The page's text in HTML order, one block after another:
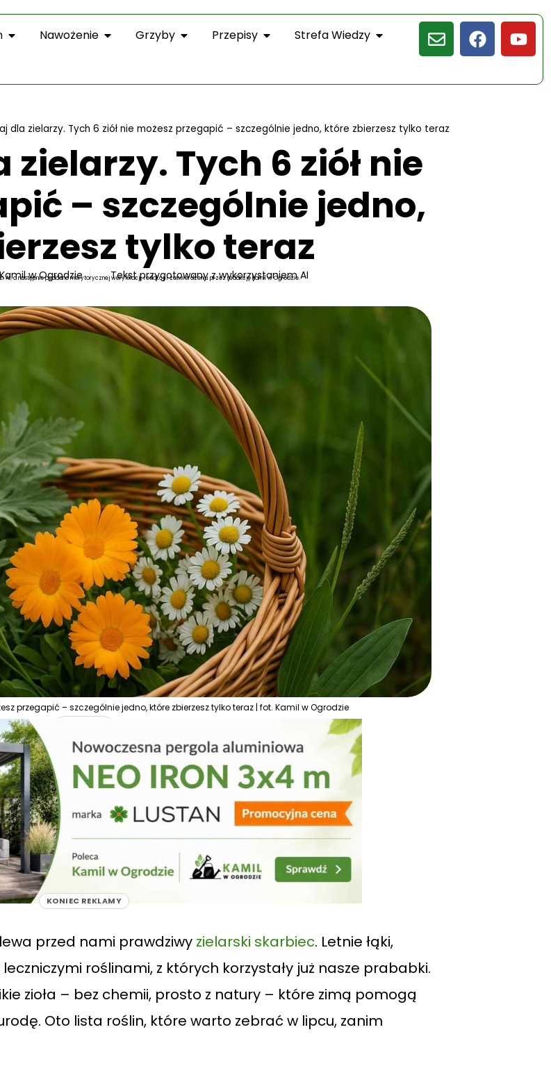
Nawożenie Grzyby Przepisy Strefa Wiedzy
dla zielarzy. Tych 6 ziół nie możesz przegapić – szczególnie jedno, które zbierzesz tylko teraz
Tych 6 ziół nie
– szczególnie jedno,
tylko teraz
Kamil w Ogrodzie Tekst przygotowany z wykorzystaniem AI
AI, a następnie poddano merytorycznej weryfikacji, redakcji i zatwierdzeniu przez redakcję Kamil w Ogrodzie.
przegapić – szczególnie jedno, które zbierzesz tylko teraz | fot. Kamil w Ogrodzie
KONIEC REKLAMY
przed nami prawdziwy zielarski skarbiec. Letnie łąki,
roślinami, z których korzystały już nasze prababki.
zioła – bez chemii, prosto z natury – które zimą pomogą
Oto lista roślin, które warto zebrać w lipcu, zanim